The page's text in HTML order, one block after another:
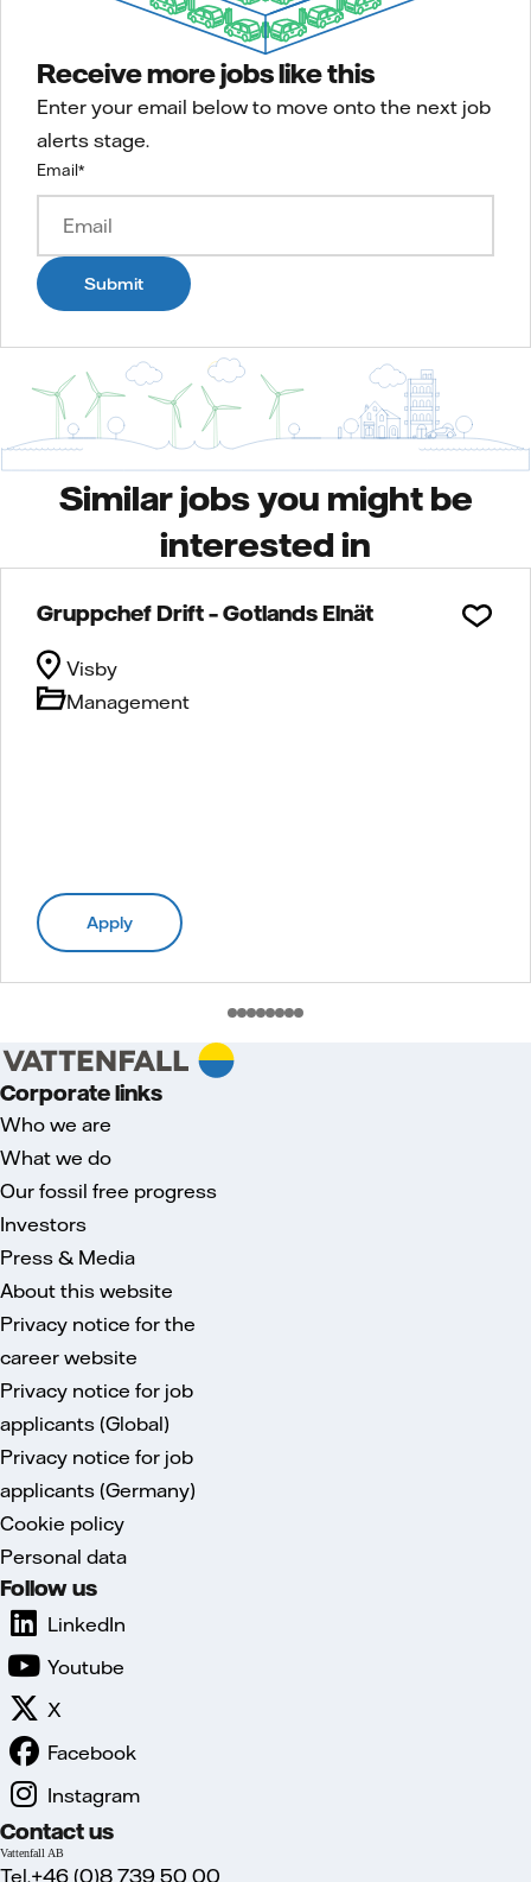
Receive more jobs like this
Enter your email below to move onto the next job
alerts stage.
Email*
Submit
Similar jobs you might be
interested in
Gruppchef Drift – Gotlands Elnät
Management
Visby
Apply
Corporate links
Who we are
What we do
Our fossil free progress
Investors
Press & Media
About this website
Privacy notice for the
career website
Privacy notice for job
applicants (Global)
Privacy notice for job
applicants (Germany)
Cookie policy
Personal data
Follow us
LinkedIn
Youtube
X
Facebook
Instagram
Contact us
Vattenfall AB
Tel.+46 (0)8 739 50 00